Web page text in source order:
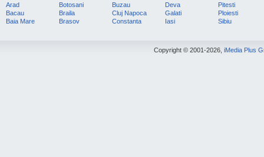
Arad
Bacau
Baia Mare
Botosani
Braila
Brasov
Buzau
Cluj Napoca
Constanta
Deva
Galati
Iasi
Pitesti
Ploiesti
Sibiu
Copyright © 2001-2026, iMedia Plus